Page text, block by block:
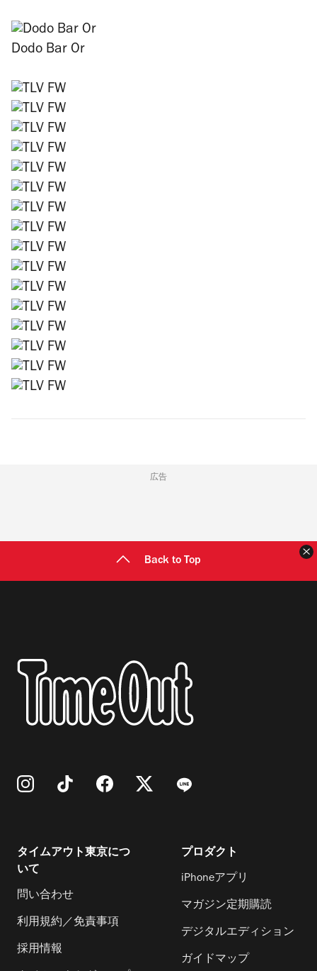
Dodo Bar Or
広告
Back to Top
タイムアウト東京につ
いて
問い合わせ
利用規約／免責事項
採用情報
プロダクト
iPhoneアプリ
マガジン定期購読
デジタルエディション
ガイドマップ